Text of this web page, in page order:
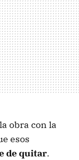
obra con la
esos
de quitar.